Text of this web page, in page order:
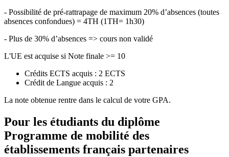
- Possibilité de pré-rattrapage de maximum 20% d’absences (toutes
absences confondues) = 4TH (1TH= 1h30)
- Plus de 30% d’absences => cours non validé
L'UE est acquise si Note finale >= 10
Crédits ECTS acquis : 2 ECTS
Crédit de Langue acquis : 2
La note obtenue rentre dans le calcul de votre GPA.
Pour les étudiants du diplôme
Programme de mobilité des
établissements français partenaires